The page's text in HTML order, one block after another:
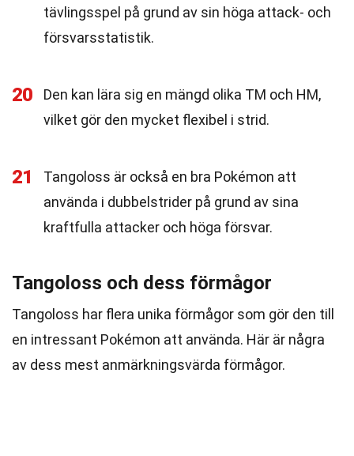
tävlingsspel på grund av sin höga attack- och
försvarsstatistik.
20
Den kan lära sig en mängd olika TM och HM,
vilket gör den mycket flexibel i strid.
21
Tangoloss är också en bra Pokémon att
använda i dubbelstrider på grund av sina
kraftfulla attacker och höga försvar.
Tangoloss och dess förmågor
Tangoloss har flera unika förmågor som gör den till
en intressant Pokémon att använda. Här är några
av dess mest anmärkningsvärda förmågor.